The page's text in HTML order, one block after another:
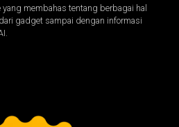
membahas tentang berbagai hal
gadget sampai dengan informasi